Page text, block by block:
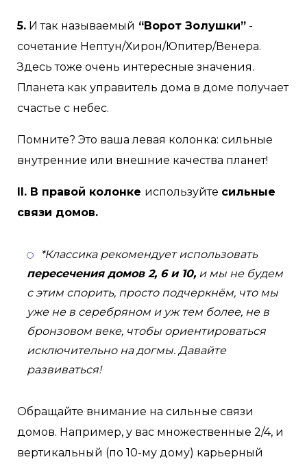
5. И так называемый “Ворот Золушки” -
сочетание Нептун/Хирон/Юпитер/Венера.
Здесь тоже очень интересные значения.
Планета как управитель дома в доме получает
счастье с небес.
Помните? Это ваша левая колонка: сильные
внутренние или внешние качества планет!
II. В правой колонке используйте сильные
связи домов.
*Классика рекомендует использовать
пересечения домов 2, 6 и 10, и мы не будем
с этим спорить, просто подчеркнём, что мы
уже не в серебряном и уж тем более, не в
бронзовом веке, чтобы ориентироваться
исключительно на догмы. Давайте
развиваться!
Обращайте внимание на сильные связи
домов. Например, у вас множественные 2/4, и
вертикальный (по 10-му дому) карьерный